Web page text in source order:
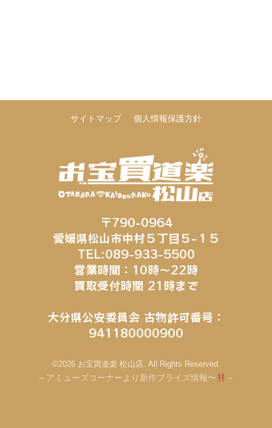
サイトマップ 個人情報保護方針
〒790-0964
愛媛県松山市中村５丁目５−１５
TEL:089-933-5500
営業時間：10時～22時
買取受付時間 21時まで
大分県公安委員会 古物許可番号：
941180000900
©2026 お宝買道楽 松山店. All Rights Reserved.
～アミューズコーナーより新作プライズ情報〜
～